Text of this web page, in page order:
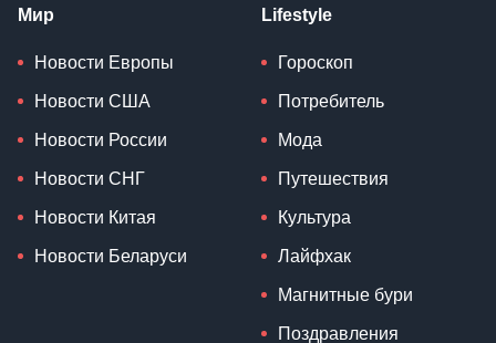
Мир
Новости Европы
Новости США
Новости России
Новости СНГ
Новости Китая
Новости Беларуси
Lifestyle
Гороскоп
Потребитель
Мода
Путешествия
Культура
Лайфхак
Магнитные бури
Поздравления